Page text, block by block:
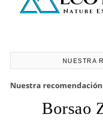
NUESTRA
Nuestra
Borsao